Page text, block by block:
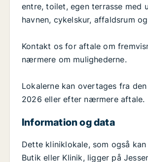
entre, toilet, egen terrasse med
havnen, cykelskur, affaldsrum
Kontakt os for aftale om
nærmere om mulighederne.
Lokalerne kan overtages fra
2026 eller efter nærmere aftale.
Information og data
Dette kliniklokale, som også
Butik eller Klinik, ligger på